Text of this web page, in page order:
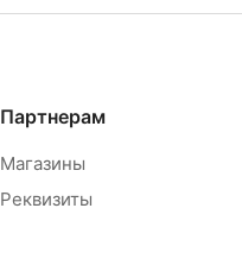
Партнерам
Магазины
Реквизиты